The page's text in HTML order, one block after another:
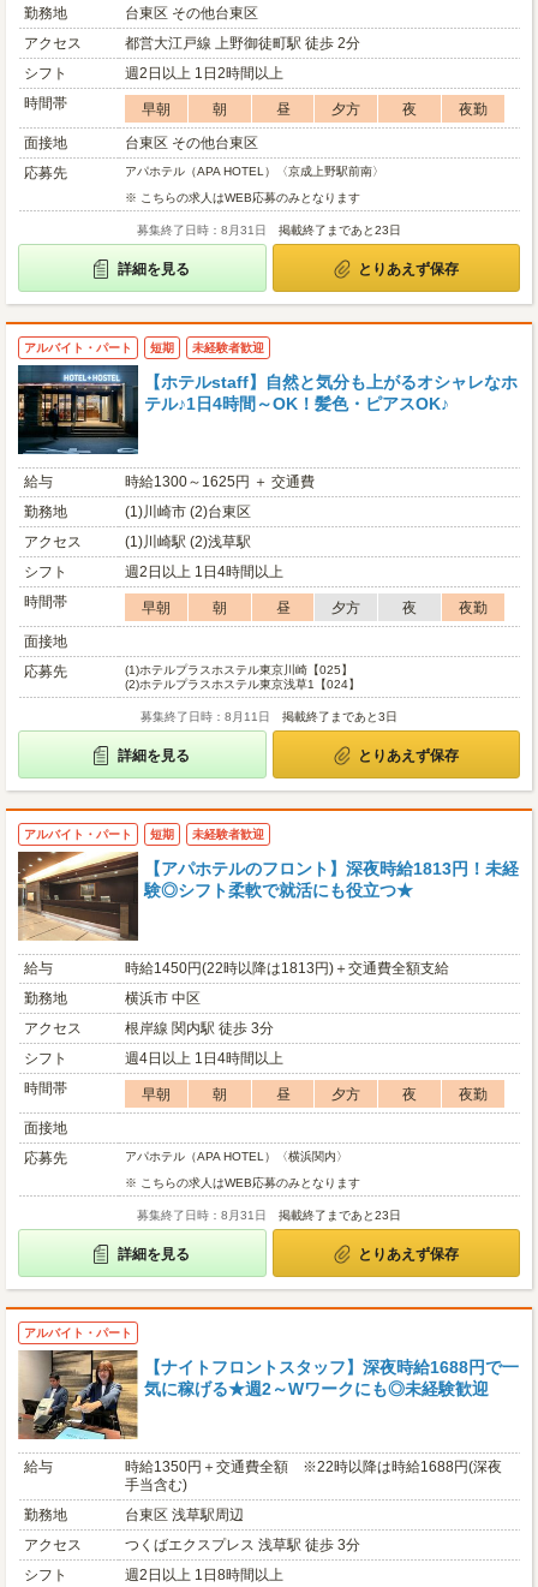
勤務地
台東区 その他台東区
アクセス
都営大江戸線 上野御徒町駅 徒歩 2分
シフト
週2日以上 1日2時間以上
時間帯
早朝 朝 昼 夕方 夜
夜勤
面接地
台東区 その他台東区
応募先
アパホテル（APA HOTEL）〈京成上野駅前南〉
※ こちらの求人はWEB応募のみとなります
募集終了日時：8月31日 掲載終了まであと23日
詳細を見る とりあえず保存
アルバイト・パート 短期 未経験者歓迎
【ホテルstaff】自然と気分も上がるオシャレなホ
テル♪1日4時間～OK！髪色・ピアスOK♪
給与
時給1300～1625円 ＋ 交通費
勤務地
(1)川崎市 (2)台東区
アクセス
(1)川崎駅 (2)浅草駅
シフト
週2日以上 1日4時間以上
時間帯
早朝 朝 昼 夕方 夜
夜勤
面接地
応募先
(1)ホテルプラスホステル東京川崎【025】
(2)ホテルプラスホステル東京浅草1【024】
募集終了日時：8月11日 掲載終了まであと3日
詳細を見る とりあえず保存
アルバイト・パート 短期 未経験者歓迎
【アパホテルのフロント】深夜時給1813円！未経
験◎シフト柔軟で就活にも役立つ★
給与
時給1450円(22時以降は1813円)＋交通費全額支給
勤務地
横浜市 中区
アクセス
根岸線 関内駅 徒歩 3分
シフト
週4日以上 1日4時間以上
時間帯
早朝 朝 昼 夕方 夜
夜勤
面接地
応募先
アパホテル（APA HOTEL）〈横浜関内〉
※ こちらの求人はWEB応募のみとなります
募集終了日時：8月31日 掲載終了まであと23日
詳細を見る とりあえず保存
アルバイト・パート
【ナイトフロントスタッフ】深夜時給1688円で一
気に稼げる★週2～Wワークにも◎未経験歓迎
給与
時給1350円＋交通費全額 ※22時以降は時給1688円(深夜
手当含む)
勤務地
台東区 浅草駅周辺
アクセス
つくばエクスプレス 浅草駅 徒歩 3分
シフト
週2日以上 1日8時間以上